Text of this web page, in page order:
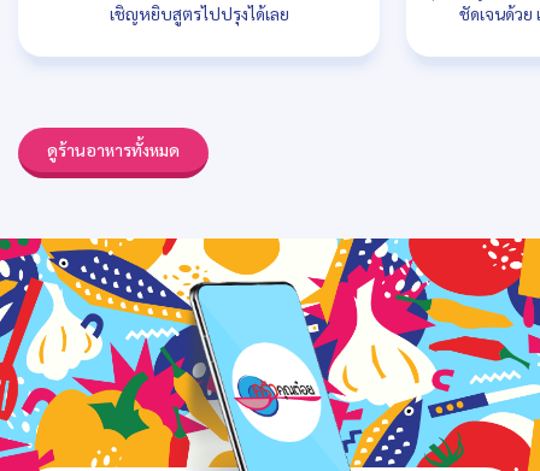
เชิญหยิบสูตรไปปรุงได้เลย
ชัดเจนด้วย
ดูร้านอาหารทั้งหมด